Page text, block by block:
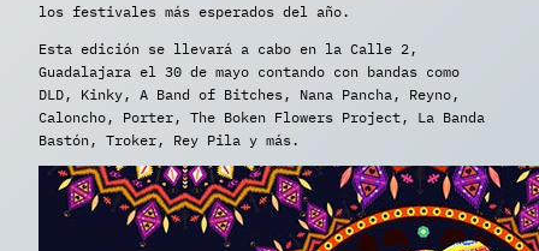
los festivales más esperados del año.
Esta edición se llevará a cabo en la Calle 2,
Guadalajara el 30 de mayo contando con bandas como
DLD, Kinky, A Band of Bitches, Nana Pancha, Reyno,
Caloncho, Porter, The Boken Flowers Project, La Banda
Bastón, Troker, Rey Pila y más.